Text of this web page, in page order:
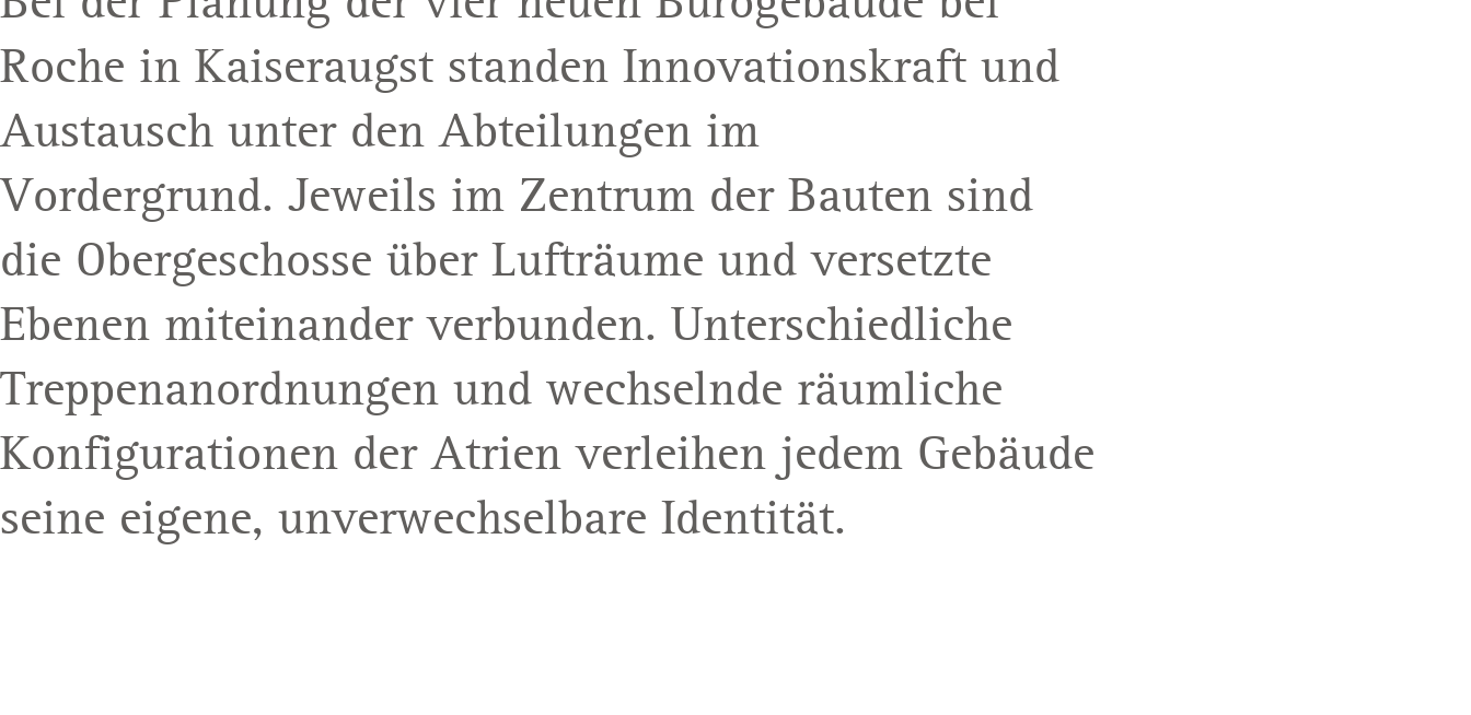
Roche in Kaiseraugst standen Innovationskraft und
Austausch unter den Abteilungen im
Vordergrund. Jeweils im Zentrum der Bauten sind
die Obergeschosse über Lufträume und versetzte
Ebenen miteinander verbunden. Unterschiedliche
Treppenanordnungen und wechselnde räumliche
Konfigurationen der Atrien verleihen jedem Gebäude
seine eigene, unverwechselbare Identität.